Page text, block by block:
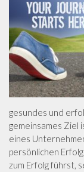
gesundes und
gemeinsames Ziel
eines
persönlichen
zum Erfolg führst,